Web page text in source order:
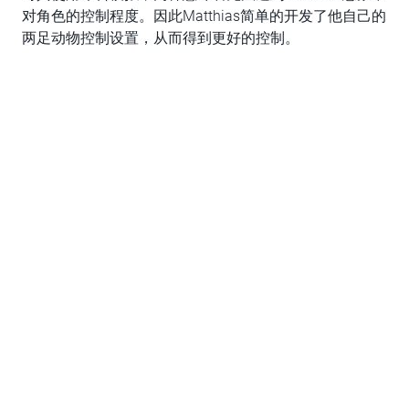
对角色的控制程度。因此Matthias简单的开发了他自己的
两足动物控制设置，从而得到更好的控制。